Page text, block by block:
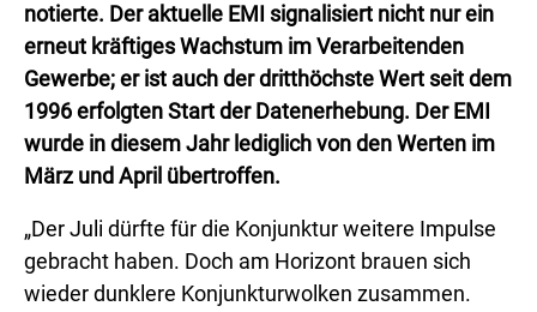
notierte. Der aktuelle EMI signalisiert nicht nur ein
erneut kräftiges Wachstum im Verarbeitenden
Gewerbe; er ist auch der dritthöchste Wert seit dem
1996 erfolgten Start der Datenerhebung. Der EMI
wurde in diesem Jahr lediglich von den Werten im
März und April übertroffen.
„Der Juli dürfte für die Konjunktur weitere Impulse
gebracht haben. Doch am Horizont brauen sich
wieder dunklere Konjunkturwolken zusammen.